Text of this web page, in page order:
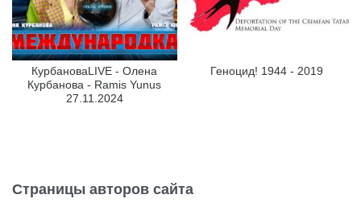
КурбановаLIVE - Олена
Курбанова - Ramis Yunus
27.11.2024
Геноцид! 1944 - 2019
Страницы авторов сайта